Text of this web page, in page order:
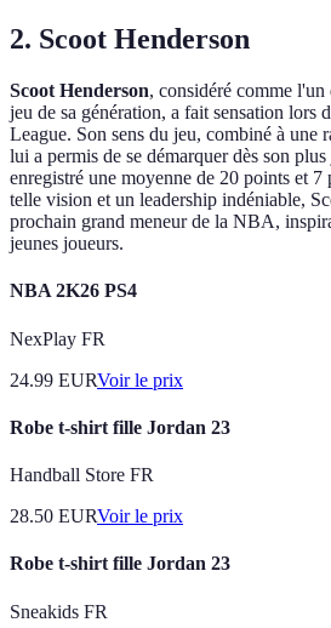
2. Scoot Henderson
Scoot Henderson, considéré comme l'un
jeu de sa génération, a fait sensation lors
League. Son sens du jeu, combiné à une
lui a permis de se démarquer dès son
enregistré une moyenne de 20 points et 7
telle vision et un leadership indéniable,
prochain grand meneur de la NBA,
jeunes joueurs.
NBA 2K26 PS4
NexPlay FR
24.99 EURVoir le prix
Robe t-shirt fille Jordan 23
Handball Store FR
28.50 EURVoir le prix
Robe t-shirt fille Jordan 23
Sneakids FR